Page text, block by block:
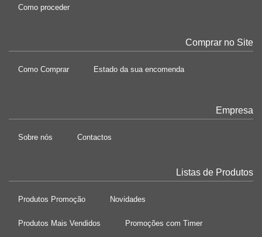
Como proceder
Comprar no Site
Como Comprar Estado da sua encomenda
Empresa
Sobre nós Contactos
Listas de Produtos
Produtos Promoção Novidades
Produtos Mais Vendidos Promoções com Timer